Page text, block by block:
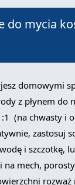
do mycia
domowymi
z płynem do
(na chwasty i
zastosuj
i szczotkę,
na mech,
rozważ